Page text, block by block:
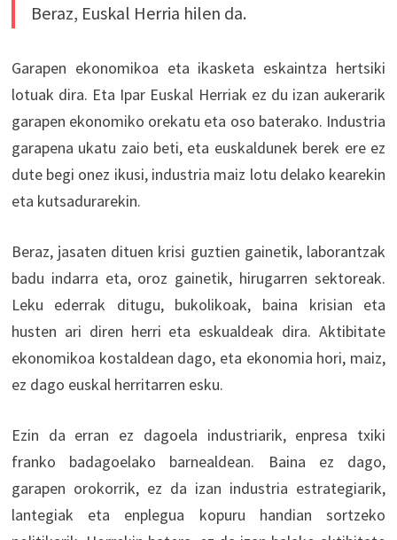
Beraz, Euskal Herria hilen da.
Garapen ekonomikoa eta ikasketa eskaintza hertsiki
lotuak dira. Eta Ipar Euskal Herriak ez du izan aukerarik
garapen ekonomiko orekatu eta oso baterako. Industria
garapena ukatu zaio beti, eta euskaldunek berek ere ez
dute begi onez ikusi, industria maiz lotu delako kearekin
eta kutsadurarekin.
Beraz, jasaten dituen krisi guztien gainetik, laborantzak
badu indarra eta, oroz gainetik, hirugarren sektoreak.
Leku ederrak ditugu, bukolikoak, baina krisian eta
husten ari diren herri eta eskualdeak dira. Aktibitate
ekonomikoa kostaldean dago, eta ekonomia hori, maiz,
ez dago euskal herritarren esku.
Ezin da erran ez dagoela industriarik, enpresa txiki
franko badagoelako barnealdean. Baina ez dago,
garapen orokorrik, ez da izan industria estrategiarik,
lantegiak eta enplegua kopuru handian sortzeko